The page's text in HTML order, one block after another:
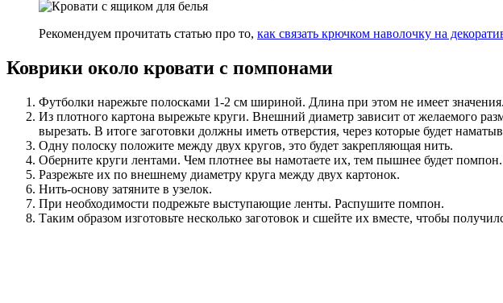
Рекомендуем прочитать статью про то, как связать крючком наволочку на
Коврики около кровати с помпонами
Футболки нарежьте полосками 1-2 см шириной. Длина при этом не имеет значения.
Из плотного картона вырежьте круги. Внешний диаметр зависит от желаемого
вырезать. В итоге заготовки должны иметь отверстия, через которые будет
Одну полоску положите между двух кругов, это будет закрепляющая нить.
Оберните круги лентами. Чем плотнее вы намотаете их, тем пышнее будет помпон.
Разрежьте их по внешнему диаметру круга между двух картонок.
Нить-основу затяните в узелок.
При необходимости подрежьте выступающие ленты. Распушите помпон.
Таким образом изготовьте несколько заготовок и сшейте их вместе, чтобы